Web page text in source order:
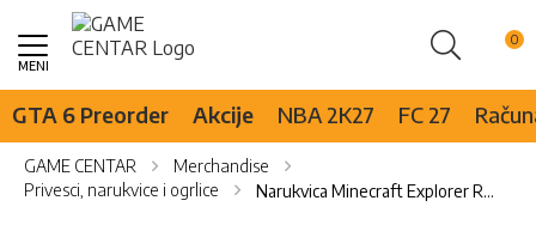
Pretraži
Skip
Content
GTA 6 Preorder Akcije NBA 2K27 FC 27
GAME CENTAR
Merchandise
Privesci, narukvice i ogrlice
Narukvica Minecraft Explorer Rubber Bracelet-One Size-Multicolor